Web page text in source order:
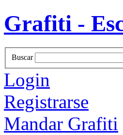
Grafiti -
Buscar
Login
Registrarse
Mandar Grafiti